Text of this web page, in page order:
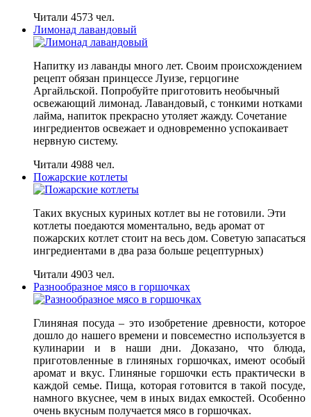
Читали 4573 чел.
Лимонад лавандовый
Напитку из лаванды много лет. Своим происхождением
рецепт обязан принцессе Луизе, герцогине
Аргайльской. Попробуйте приготовить необычный
освежающий лимонад. Лавандовый, с тонкими нотками
лайма, напиток прекрасно утоляет жажду. Сочетание
ингредиентов освежает и одновременно успокаивает
нервную систему.
Читали 4988 чел.
Пожарские котлеты
Таких вкусных куриных котлет вы не готовили. Эти
котлеты поедаются моментально, ведь аромат от
пожарских котлет стоит на весь дом. Советую запасаться
ингредиентами в два раза больше рецептурных)
Читали 4903 чел.
Разнообразное мясо в горшочках
Глиняная посуда – это изобретение древности, которое
дошло до нашего времени и повсеместно используется в
кулинарии и в наши дни. Доказано, что блюда,
приготовленные в глиняных горшочках, имеют особый
аромат и вкус. Глиняные горшочки есть практически в
каждой семье. Пища, которая готовится в такой посуде,
намного вкуснее, чем в иных видах емкостей. Особенно
очень вкусным получается мясо в горшочках.